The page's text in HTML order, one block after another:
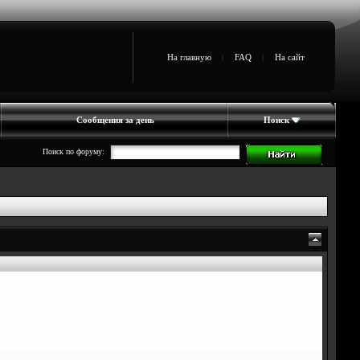
На главную FAQ На сайт
Сообщения за день Поиск
Поиск по форуму: